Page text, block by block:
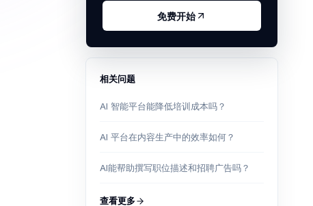
免费开始
相关问题
AI 智能平台能降低培训成本吗？
AI 平台在内容生产中的效率如何？
AI能帮助撰写职位描述和招聘广告吗？
查看更多